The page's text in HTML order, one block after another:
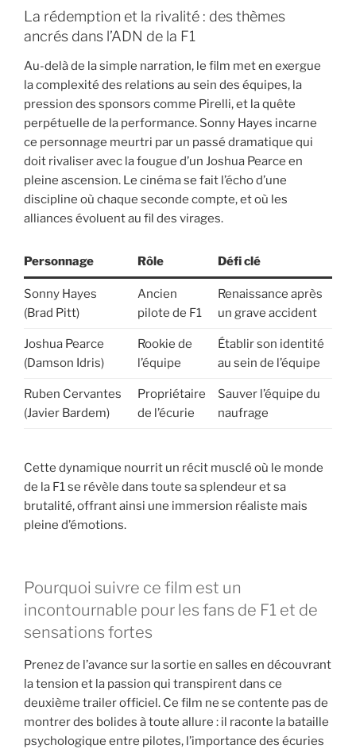
La rédemption et la rivalité : des thèmes
ancrés dans l’ADN de la F1
Au-delà de la simple narration, le film met en exergue
la complexité des relations au sein des équipes, la
pression des sponsors comme Pirelli, et la quête
perpétuelle de la performance. Sonny Hayes incarne
ce personnage meurtri par un passé dramatique qui
doit rivaliser avec la fougue d’un Joshua Pearce en
pleine ascension. Le cinéma se fait l’écho d’une
discipline où chaque seconde compte, et où les
alliances évoluent au fil des virages.
Personnage Rôle Défi clé
Sonny Hayes
(Brad Pitt)
Ancien
pilote de F1
Renaissance après
un grave accident
Joshua Pearce
(Damson Idris)
Rookie de
l’équipe
Établir son identité
au sein de l’équipe
Ruben Cervantes
(Javier Bardem)
Propriétaire
de l’écurie
Sauver l’équipe du
naufrage
Cette dynamique nourrit un récit musclé où le monde
de la F1 se révèle dans toute sa splendeur et sa
brutalité, offrant ainsi une immersion réaliste mais
pleine d’émotions.
Pourquoi suivre ce film est un
incontournable pour les fans de F1 et de
sensations fortes
Prenez de l’avance sur la sortie en salles en découvrant
la tension et la passion qui transpirent dans ce
deuxième trailer officiel. Ce film ne se contente pas de
montrer des bolides à toute allure : il raconte la bataille
psychologique entre pilotes, l’importance des écuries